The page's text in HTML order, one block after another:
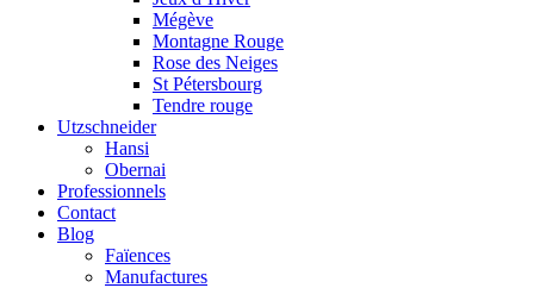
Mégève
Montagne Rouge
Rose des Neiges
St Pétersbourg
Tendre rouge
Utzschneider
Hansi
Obernai
Professionnels
Contact
Blog
Faïences
Manufactures